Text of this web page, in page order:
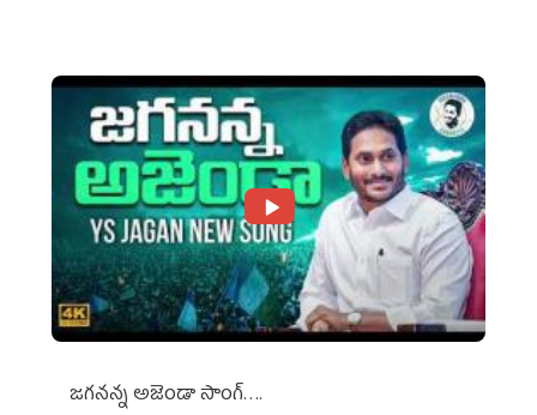
జగనన్న అజెండా సాంగ్….